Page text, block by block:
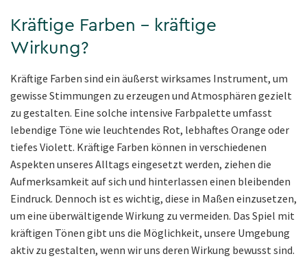
Kräftige Farben – kräftige
Wirkung?
Kräftige Farben sind ein äußerst wirksames Instrument, um
gewisse Stimmungen zu erzeugen und Atmosphären gezielt
zu gestalten. Eine solche intensive Farbpalette umfasst
lebendige Töne wie leuchtendes Rot, lebhaftes Orange oder
tiefes Violett. Kräftige Farben können in verschiedenen
Aspekten unseres Alltags eingesetzt werden, ziehen die
Aufmerksamkeit auf sich und hinterlassen einen bleibenden
Eindruck. Dennoch ist es wichtig, diese in Maßen einzusetzen,
um eine überwältigende Wirkung zu vermeiden. Das Spiel mit
kräftigen Tönen gibt uns die Möglichkeit, unsere Umgebung
aktiv zu gestalten, wenn wir uns deren Wirkung bewusst sind.